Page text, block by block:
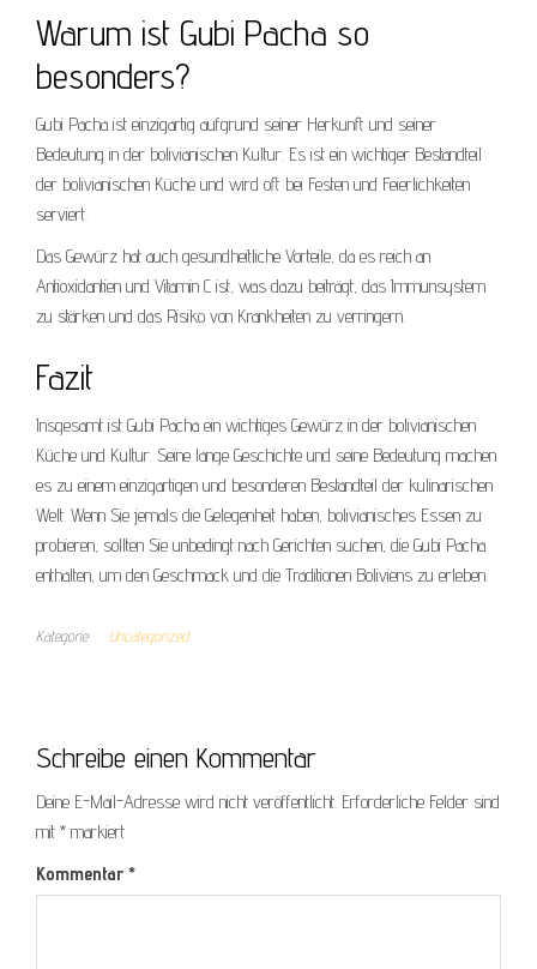
Warum ist Gubi Pacha so
besonders?
Gubi Pacha ist einzigartig aufgrund seiner Herkunft und seiner
Bedeutung in der bolivianischen Kultur. Es ist ein wichtiger Bestandteil
der bolivianischen Küche und wird oft bei Festen und Feierlichkeiten
serviert.
Das Gewürz hat auch gesundheitliche Vorteile, da es reich an
Antioxidantien und Vitamin C ist, was dazu beiträgt, das Immunsystem
zu stärken und das Risiko von Krankheiten zu verringern.
Fazit
Insgesamt ist Gubi Pacha ein wichtiges Gewürz in der bolivianischen
Küche und Kultur. Seine lange Geschichte und seine Bedeutung machen
es zu einem einzigartigen und besonderen Bestandteil der kulinarischen
Welt. Wenn Sie jemals die Gelegenheit haben, bolivianisches Essen zu
probieren, sollten Sie unbedingt nach Gerichten suchen, die Gubi Pacha
enthalten, um den Geschmack und die Traditionen Boliviens zu erleben.
Kategorie Uncategorized
Schreibe einen Kommentar
Deine E-Mail-Adresse wird nicht veröffentlicht. Erforderliche Felder sind
mit * markiert
Kommentar *